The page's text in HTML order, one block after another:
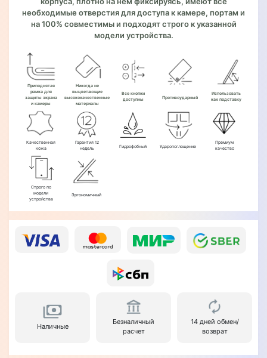
необходимые отверстия для доступа к камере, портам и
на 100% совместимы и подходят строго к указанной
модели устройства.
Приподнятая
рамка для
защиты экрана
и камеры
Никогда не
выцветающие
высококачественные
материалы
Все кнопки
доступны
Противоударный
Использовать
как подставку
Качественная
кожа
Гарантия 12
недель
Гидрофобный Ударопоглощение
Премиум
качество
Строго по
модели
устройства
Эргономичный
Наличные
Безналичный
расчет
14 дней обмен/
возврат